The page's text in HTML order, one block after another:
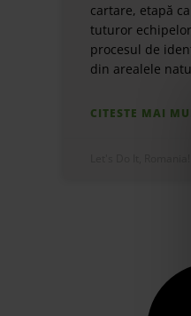
cartare, etapă
tuturor
procesul de
din arealele
CITESTE MAI